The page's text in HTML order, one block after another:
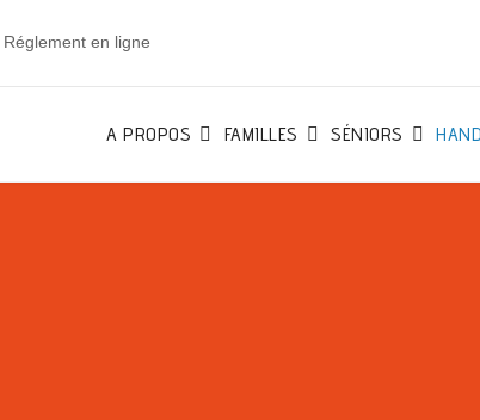
Réglement en ligne
A PROPOS FAMILLES SÉNIORS